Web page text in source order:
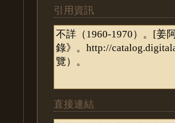
引用資訊
直接連結